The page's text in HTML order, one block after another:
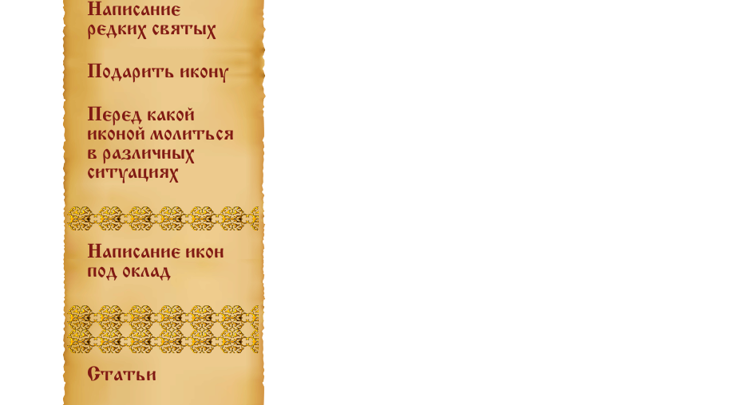
Написание
редких святых
Подарить икону
Перед какой
иконой молиться
в различных
ситуациях
Написание икон
под оклад
Статьи